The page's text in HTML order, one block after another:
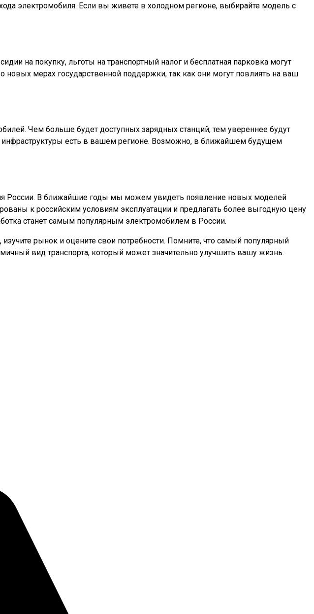
электромобиля. Если вы живете в холодном регионе, выбирайте модель с
на покупку, льготы на транспортный налог и бесплатная парковка могут
мерах государственной поддержки, так как они могут повлиять на ваш
Чем больше будет доступных зарядных станций, тем увереннее будут
инфраструктуры есть в вашем регионе. Возможно, в ближайшем будущем
России. В ближайшие годы мы можем увидеть появление новых моделей
к российским условиям эксплуатации и предлагать более выгодную цену
станет самым популярным электромобилем в России.
рынок и оцените свои потребности. Помните, что самый популярный
вид транспорта, который может значительно улучшить вашу жизнь.